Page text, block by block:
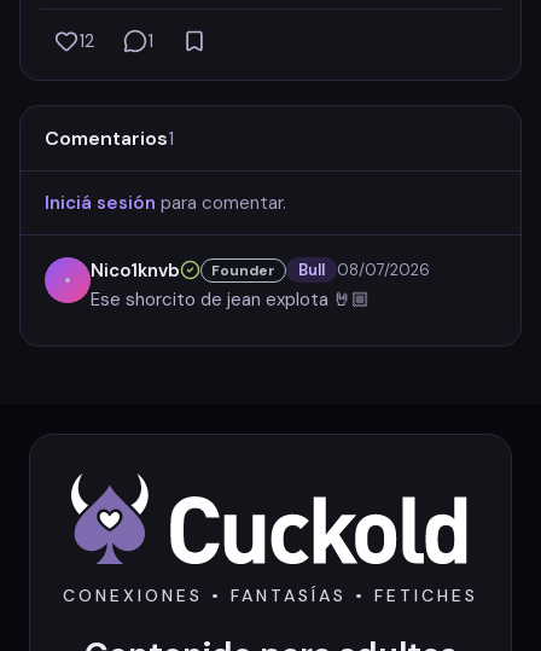
Registrate para ver Registrate para ver
Registrate para ver Registrate para ver
+2
12 1
Comentarios1
Iniciá sesión para comentar.
Nico1knvb Founder Bull 08/07/2026
Ese shorcito de jean explota 🤘🏼
CONEXIONES • FANTASÍAS • FETICHES